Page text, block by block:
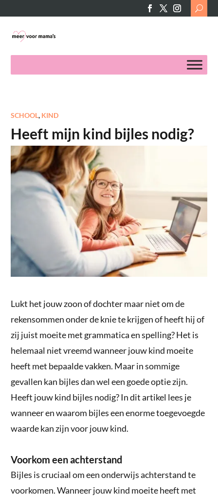
Search
for:
SCHOOL, KIND
Heeft mijn kind bijles nodig?
Lukt het jouw zoon of dochter maar niet om de
rekensommen onder de knie te krijgen of heeft hij of
zij juist moeite met grammatica en spelling? Het is
helemaal niet vreemd wanneer jouw kind moeite
heeft met bepaalde vakken. Maar in sommige
gevallen kan bijles dan wel een goede optie zijn.
Heeft jouw kind bijles nodig? In dit artikel lees je
wanneer en waarom bijles een enorme toegevoegde
waarde kan zijn voor jouw kind.
Voorkom een achterstand
Bijles is cruciaal om een onderwijs achterstand te
voorkomen. Wanneer jouw kind moeite heeft met